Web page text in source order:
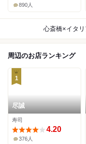
890人
心斎橋×イタリ
周辺のお店ランキング
1
尽誠
寿司
4.20
376人